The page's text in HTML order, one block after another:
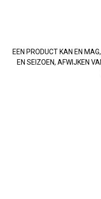
EEN PRODUCT KAN EN
EN SEIZOEN, AFWIJKEN